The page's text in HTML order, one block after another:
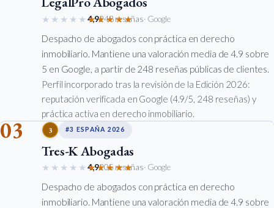
★★★★★★★★★★
4,9248 reseñas· Google
Despacho de abogados con práctica en derecho
inmobiliario. Mantiene una valoración media de 4.9 sobre
5 en Google, a partir de 248 reseñas públicas de clientes.
Perfil incorporado tras la revisión de la Edición 2026:
reputación verificada en Google (4.9/5, 248 reseñas) y
práctica activa en derecho inmobiliario.
03 3 #3 ESPAÑA 2026
Tres-K Abogadas
★★★★★★★★★★
4,9205 reseñas· Google
Despacho de abogados con práctica en derecho
inmobiliario. Mantiene una valoración media de 4.9 sobre